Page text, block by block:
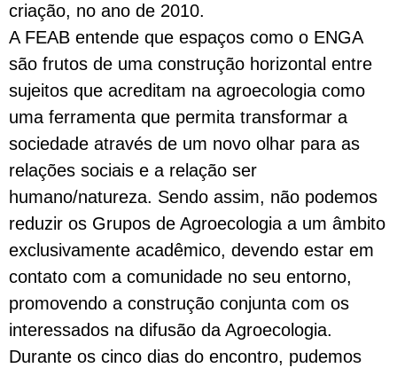
criação, no ano de 2010.
A FEAB entende que espaços como o ENGA
são frutos de uma construção horizontal entre
sujeitos que acreditam na agroecologia como
uma ferramenta que permita transformar a
sociedade através de um novo olhar para as
relações sociais e a relação ser
humano/natureza. Sendo assim, não podemos
reduzir os Grupos de Agroecologia a um âmbito
exclusivamente acadêmico, devendo estar em
contato com a comunidade no seu entorno,
promovendo a construção conjunta com os
interessados na difusão da Agroecologia.
Durante os cinco dias do encontro, pudemos